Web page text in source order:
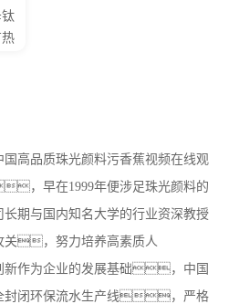
高品质珠光颜料污香蕉视频在线观
，早在1999年便涉足珠光颜料的
与国内知名大学的行业资深教授
关，努力培养高素质人
作为企业的发展基础，中国
封闭环保流水生产线，严格